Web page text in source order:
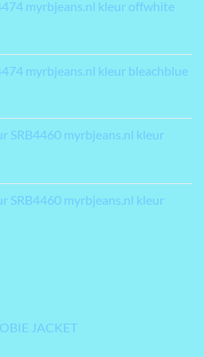
myrbjeans.nl kleur offwhite
myrbjeans.nl kleur bleachblue
SRB4460 myrbjeans.nl kleur
SRB4460 myrbjeans.nl kleur
JACKET